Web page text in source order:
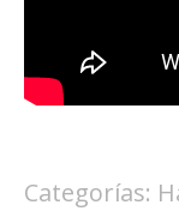
Categorías: